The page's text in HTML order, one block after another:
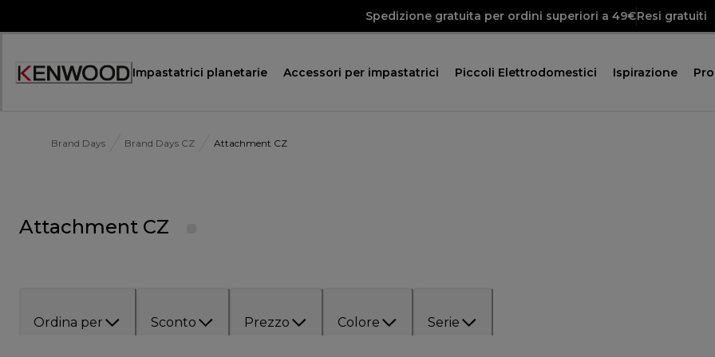
Spedizione gratuita per ordini superiori a 49€Resi gratuiti
Accessibility
Impastatrici planetarie Accessori per impastatrici Piccoli Elettrodomestici Ispirazione
Brand Days Brand Days CZ Attachment CZ
Attachment CZ
Ordina per Sconto Prezzo Colore Serie